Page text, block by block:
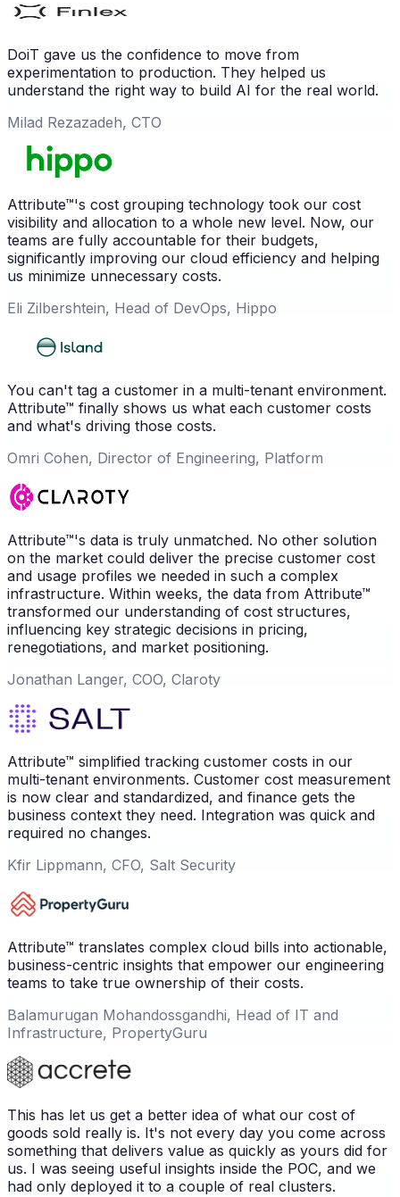
DoiT gave us the confidence to move from
experimentation to production. They helped us
understand the right way to build AI for the real world.
Milad Rezazadeh, CTO
Attribute™'s cost grouping technology took our cost
visibility and allocation to a whole new level. Now, our
teams are fully accountable for their budgets,
significantly improving our cloud efficiency and helping
us minimize unnecessary costs.
Eli Zilbershtein, Head of DevOps, Hippo
You can't tag a customer in a multi-tenant environment.
Attribute™ finally shows us what each customer costs
and what's driving those costs.
Omri Cohen, Director of Engineering, Platform
Attribute™'s data is truly unmatched. No other solution
on the market could deliver the precise customer cost
and usage profiles we needed in such a complex
infrastructure. Within weeks, the data from Attribute™
transformed our understanding of cost structures,
influencing key strategic decisions in pricing,
renegotiations, and market positioning.
Jonathan Langer, COO, Claroty
Attribute™ simplified tracking customer costs in our
multi-tenant environments. Customer cost measurement
is now clear and standardized, and finance gets the
business context they need. Integration was quick and
required no changes.
Kfir Lippmann, CFO, Salt Security
Attribute™ translates complex cloud bills into actionable,
business-centric insights that empower our engineering
teams to take true ownership of their costs.
Balamurugan Mohandossgandhi, Head of IT and
Infrastructure, PropertyGuru
This has let us get a better idea of what our cost of
goods sold really is. It's not every day you come across
something that delivers value as quickly as yours did for
us. I was seeing useful insights inside the POC, and we
had only deployed it to a couple of real clusters.